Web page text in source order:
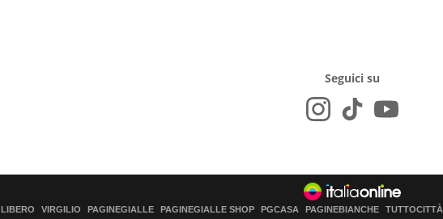
Seguici su
LIBERO VIRGILIO PAGINEGIALLE PAGINEGIALLE SHOP PGCASA PAGINEBIANCHE TUTTOCITTÀ